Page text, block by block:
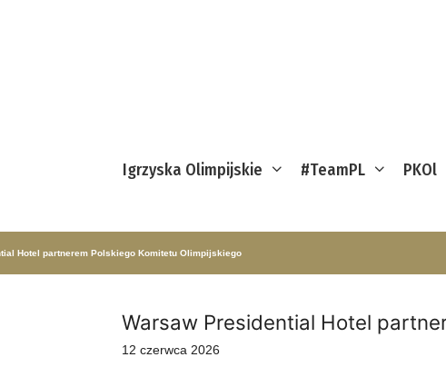
Igrzyska Olimpijskie #TeamPL PKOl
Hotel partnerem Polskiego Komitetu Olimpijskiego
Warsaw Presidential Hotel
12 czerwca 2026